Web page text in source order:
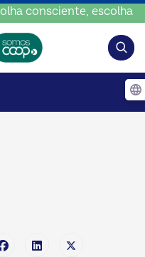
consciente, escolha o